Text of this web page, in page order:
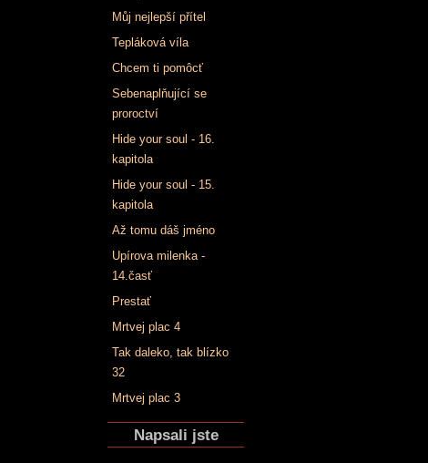
Můj nejlepší přítel
Tepláková víla
Chcem ti pomôcť
Sebenaplňující se
proroctví
Hide your soul - 16.
kapitola
Hide your soul - 15.
kapitola
Až tomu dáš jméno
Upírova milenka -
14.časť
Prestať
Mrtvej plac 4
Tak daleko, tak blízko
32
Mrtvej plac 3
Napsali jste